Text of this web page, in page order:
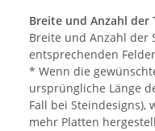
Breite und Anzahl der
Breite und Anzahl der
entsprechenden
* Wenn die
ursprüngliche Länge
Fall bei Steindesigns),
mehr Platten